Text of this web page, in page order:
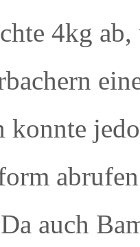
4kg
konnte
auch